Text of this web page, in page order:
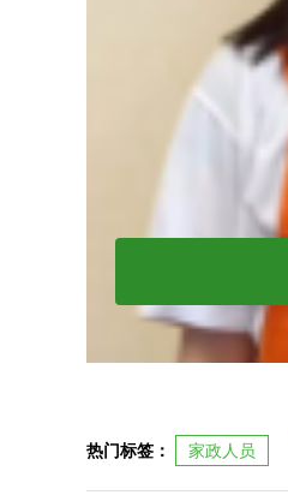
热门标签： 家政人员